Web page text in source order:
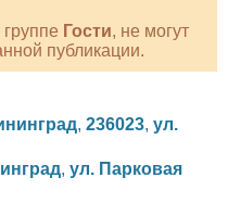
Гости, не могут
публикации.
, 236023, ул.
, ул. Парковая